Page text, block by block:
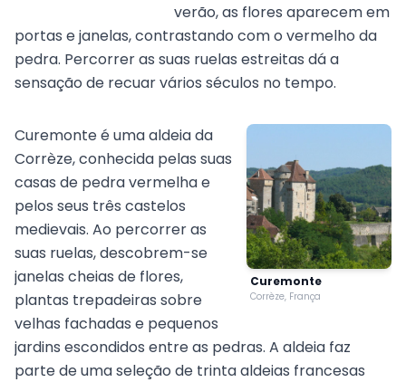
verão, as flores aparecem em
portas e janelas, contrastando com o vermelho da
pedra. Percorrer as suas ruelas estreitas dá a
sensação de recuar vários séculos no tempo.
Curemonte
Corrèze, França
Curemonte é uma aldeia da
Corrèze, conhecida pelas suas
casas de pedra vermelha e
pelos seus três castelos
medievais. Ao percorrer as
suas ruelas, descobrem-se
janelas cheias de flores,
plantas trepadeiras sobre
velhas fachadas e pequenos
jardins escondidos entre as pedras. A aldeia faz
parte de uma seleção de trinta aldeias francesas